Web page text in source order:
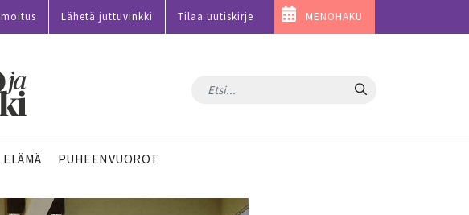
Lähetä juttuvinkki Tilaa uutiskirje MENOHAKU
Hae
ELÄMÄ PUHEENVUOROT